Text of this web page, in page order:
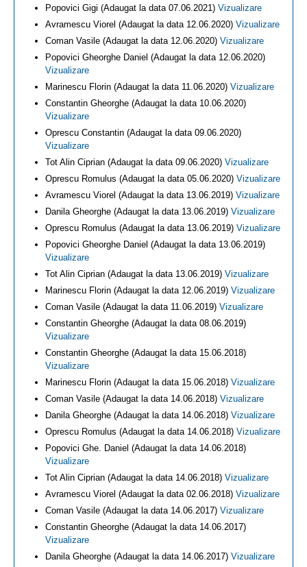
Popovici Gigi (Adaugat la data 07.06.2021) Vizualizare
Avramescu Viorel (Adaugat la data 12.06.2020) Vizualizare
Coman Vasile (Adaugat la data 12.06.2020) Vizualizare
Popovici Gheorghe Daniel (Adaugat la data 12.06.2020)
Vizualizare
Marinescu Florin (Adaugat la data 11.06.2020) Vizualizare
Constantin Gheorghe (Adaugat la data 10.06.2020)
Vizualizare
Oprescu Constantin (Adaugat la data 09.06.2020)
Vizualizare
Tot Alin Ciprian (Adaugat la data 09.06.2020) Vizualizare
Oprescu Romulus (Adaugat la data 05.06.2020) Vizualizare
Avramescu Viorel (Adaugat la data 13.06.2019) Vizualizare
Danila Gheorghe (Adaugat la data 13.06.2019) Vizualizare
Oprescu Romulus (Adaugat la data 13.06.2019) Vizualizare
Popovici Gheorghe Daniel (Adaugat la data 13.06.2019)
Vizualizare
Tot Alin Ciprian (Adaugat la data 13.06.2019) Vizualizare
Marinescu Florin (Adaugat la data 12.06.2019) Vizualizare
Coman Vasile (Adaugat la data 11.06.2019) Vizualizare
Constantin Gheorghe (Adaugat la data 08.06.2019)
Vizualizare
Constantin Gheorghe (Adaugat la data 15.06.2018)
Vizualizare
Marinescu Florin (Adaugat la data 15.06.2018) Vizualizare
Coman Vasile (Adaugat la data 14.06.2018) Vizualizare
Danila Gheorghe (Adaugat la data 14.06.2018) Vizualizare
Oprescu Romulus (Adaugat la data 14.06.2018) Vizualizare
Popovici Ghe. Daniel (Adaugat la data 14.06.2018)
Vizualizare
Tot Alin Ciprian (Adaugat la data 14.06.2018) Vizualizare
Avramescu Viorel (Adaugat la data 02.06.2018) Vizualizare
Coman Vasile (Adaugat la data 14.06.2017) Vizualizare
Constantin Gheorghe (Adaugat la data 14.06.2017)
Vizualizare
Danila Gheorghe (Adaugat la data 14.06.2017) Vizualizare